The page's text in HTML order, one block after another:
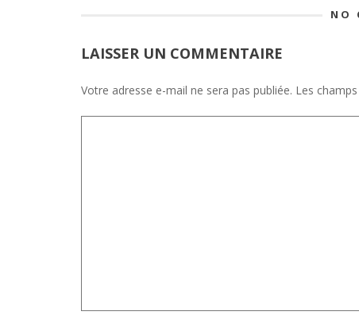
NO
LAISSER UN COMMENTAIRE
Votre adresse e-mail ne sera pas publiée. Les